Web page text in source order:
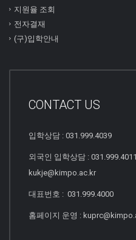
지원율 조회
전자결재
(구)입학안내
CONTACT US
입학상담 : 031.999.4039
외국인 입학상담 :
kukje@kimpo.ac.kr
대표번호 : 031.999.4000
홈페이지 운영 :